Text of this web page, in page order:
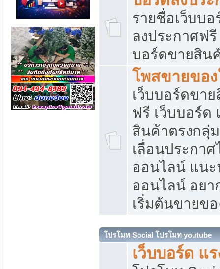
รายชื่อเว็บบ
ลงประกาศฟรี
บอร์ดขายสิน
โพสขายขอ
เว็บบอร์ดขา
ฟรี เว็บบอร์ด
สินค้าตรงกลุ่
เลื่อนประกา
ออนไลน์ แนะ
ออนไลน์ อย
เริ่มต้นขายข
โปรโมท Social โปรโมท youtube
เว็บบอร์ด แร